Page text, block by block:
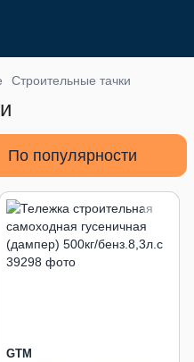
Строительные тачки
По популярности
GTM